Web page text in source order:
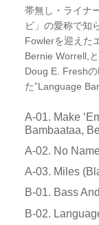
帯無し・ライナ
ビ」の愛称で知
Fowlerを迎えた
Bernie Worrell,
Doug E. Fresh
た”Language
A-01. Make
Bambaataa,
A-02. No
A-03. Miles
B-01. Bass
B-02.